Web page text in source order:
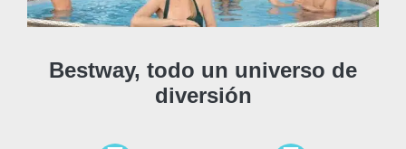
Bestway, todo un universo de
diversión